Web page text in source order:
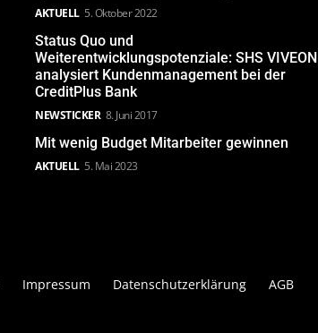
AKTUELL 5. Oktober 2022
Status Quo und
Weiterentwicklungspotenziale: SHS VIVEON
analysiert Kundenmanagement bei der
CreditPlus Bank
NEWSTICKER 8. Juni 2017
Mit wenig Budget Mitarbeiter gewinnen
AKTUELL 5. Mai 2023
Impressum Datenschutzerklärung AGB